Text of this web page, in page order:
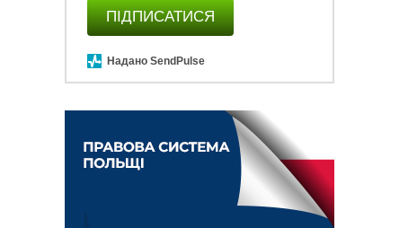
ПІДПИСАТИСЯ
Надано SendPulse